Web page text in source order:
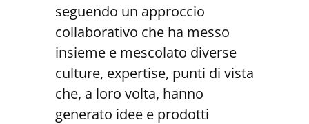
seguendo un approccio
collaborativo che ha messo
insieme e mescolato diverse
culture, expertise, punti di vista
che, a loro volta, hanno
generato idee e prodotti